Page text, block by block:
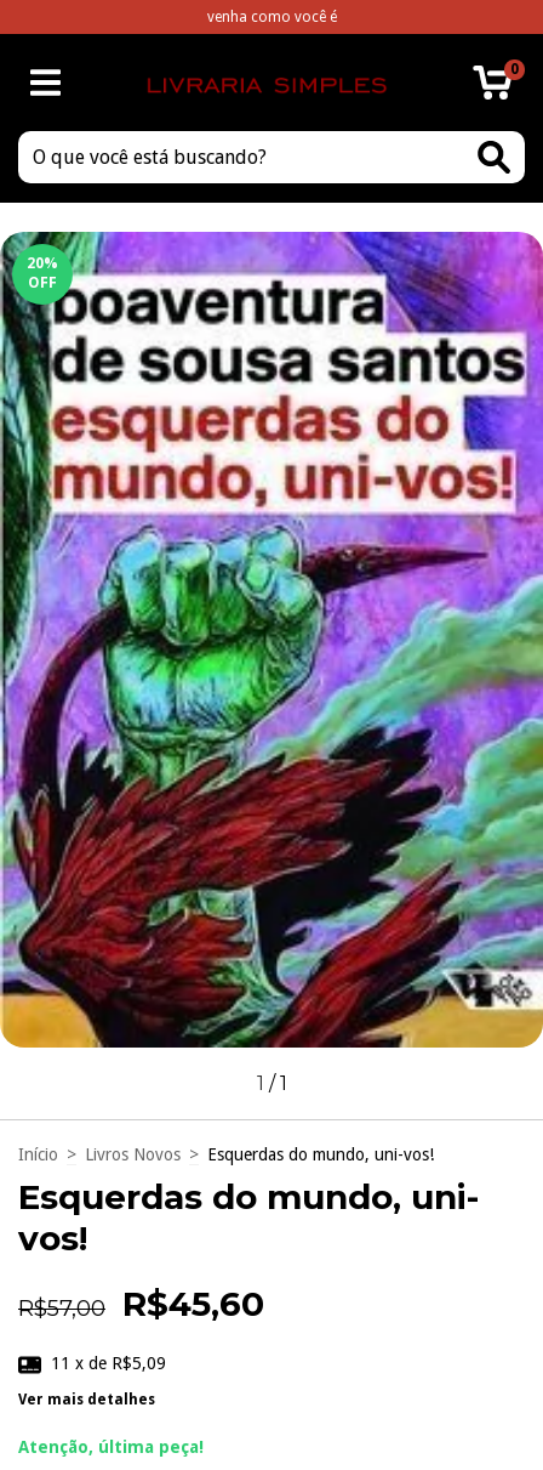
venha como você é
0
20%
OFF
1 /1
Início > Livros Novos > Esquerdas do mundo, uni-vos!
Esquerdas do mundo, uni-
vos!
R$57,00 R$45,60
11 x de R$5,09
Ver mais detalhes
Atenção, última peça!